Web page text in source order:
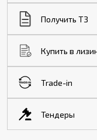
Получить ТЗ
Купить в
Trade-in
Тендеры